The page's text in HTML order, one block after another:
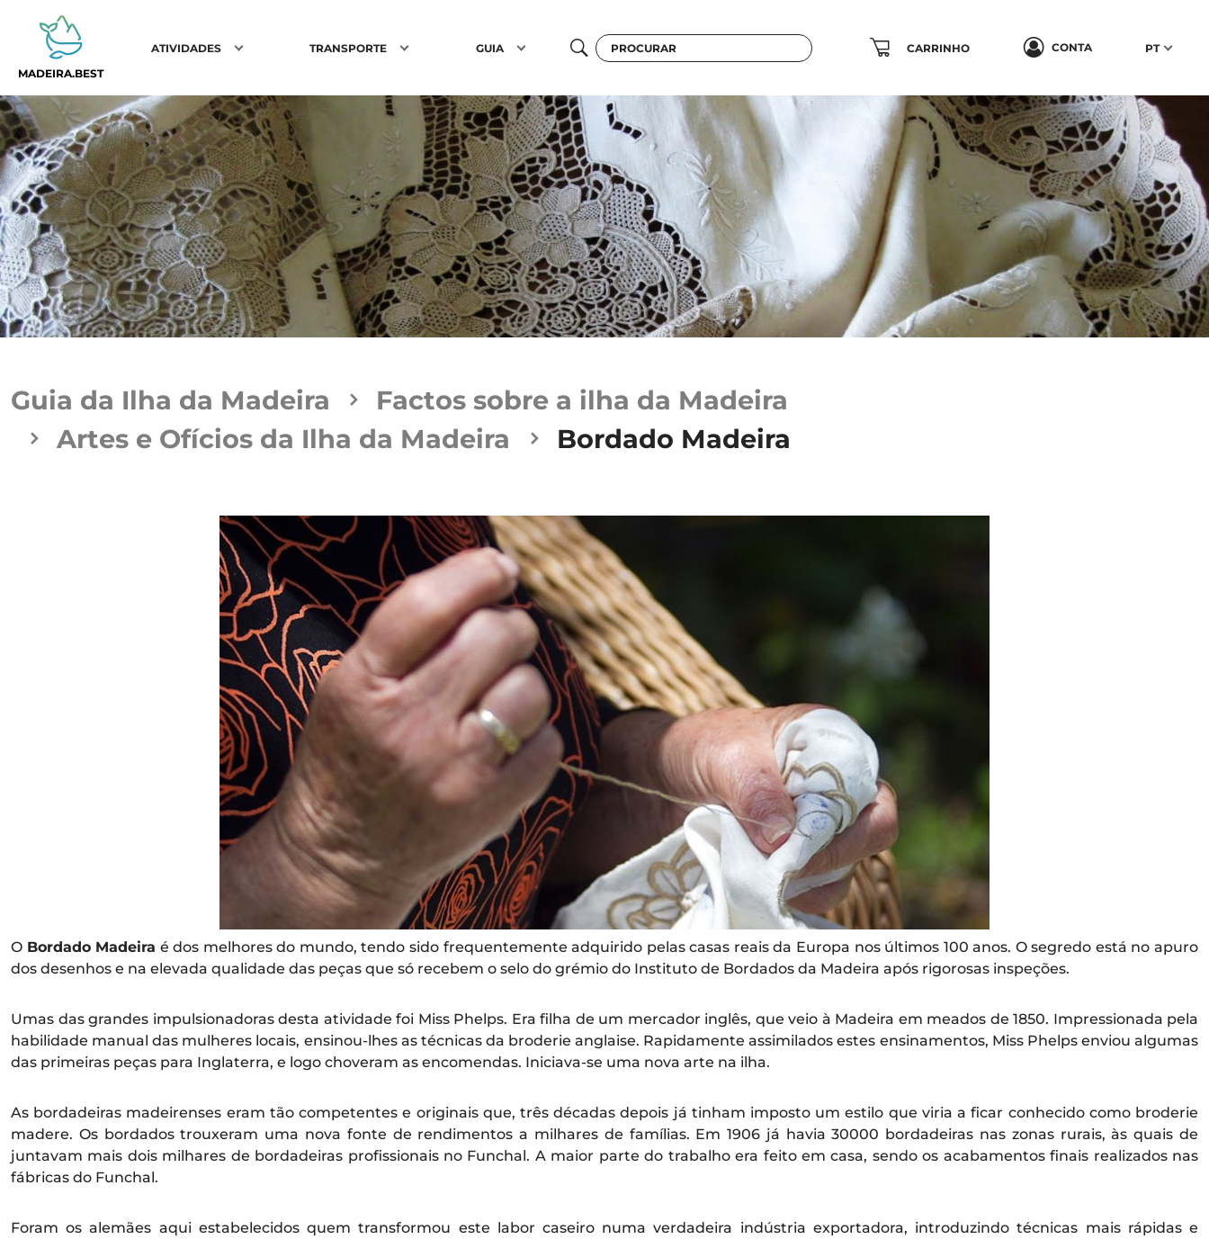
MADEIRA.BEST
ATIVIDADES TRANSPORTE GUIA CARRINHO CONTA PT
Guia da Ilha da Madeira
Factos sobre a ilha da Madeira
Artes e Ofícios da Ilha da Madeira
Bordado Madeira
O Bordado Madeira é dos melhores do mundo, tendo sido frequentemente adquirido pelas casas reais da Europa nos últimos 100 anos. O segredo está no apuro
dos desenhos e na elevada qualidade das peças que só recebem o selo do grémio do Instituto de Bordados da Madeira após rigorosas inspeções.
Umas das grandes impulsionadoras desta atividade foi Miss Phelps. Era filha de um mercador inglês, que veio à Madeira em meados de 1850. Impressionada pela
habilidade manual das mulheres locais, ensinou-lhes as técnicas da broderie anglaise. Rapidamente assimilados estes ensinamentos, Miss Phelps enviou algumas
das primeiras peças para Inglaterra, e logo choveram as encomendas. Iniciava-se uma nova arte na ilha.
As bordadeiras madeirenses eram tão competentes e originais que, três décadas depois já tinham imposto um estilo que viria a ficar conhecido como broderie
madere. Os bordados trouxeram uma nova fonte de rendimentos a milhares de famílias. Em 1906 já havia 30000 bordadeiras nas zonas rurais, às quais de
juntavam mais dois milhares de bordadeiras profissionais no Funchal. A maior parte do trabalho era feito em casa, sendo os acabamentos finais realizados nas
fábricas do Funchal.
Foram os alemães aqui estabelecidos quem transformou este labor caseiro numa verdadeira indústria exportadora, introduzindo técnicas mais rápidas e